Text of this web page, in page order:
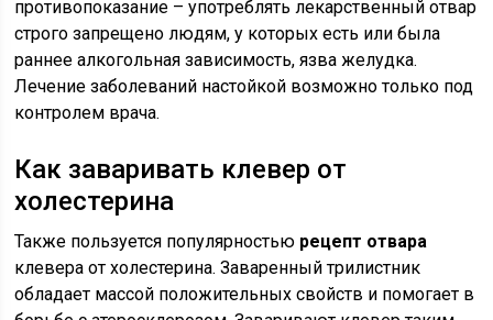
противопоказание – употреблять лекарственный отвар
строго запрещено людям, у которых есть или была
раннее алкогольная зависимость, язва желудка.
Лечение заболеваний настойкой возможно только под
контролем врача.
Как заваривать клевер от
холестерина
Также пользуется популярностью рецепт отвара
клевера от холестерина. Заваренный трилистник
обладает массой положительных свойств и помогает в